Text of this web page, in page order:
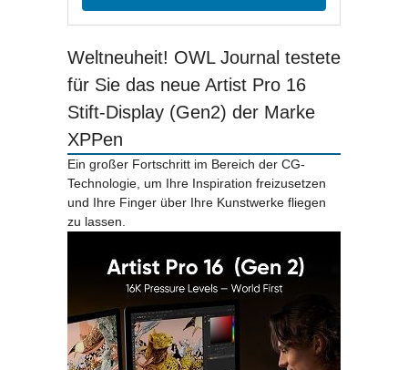
Weltneuheit! OWL Journal testete
für Sie das neue Artist Pro 16
Stift-Display (Gen2) der Marke
XPPen
Ein großer Fortschritt im Bereich der CG-
Technologie, um Ihre Inspiration freizusetzen
und Ihre Finger über Ihre Kunstwerke fliegen
zu lassen.